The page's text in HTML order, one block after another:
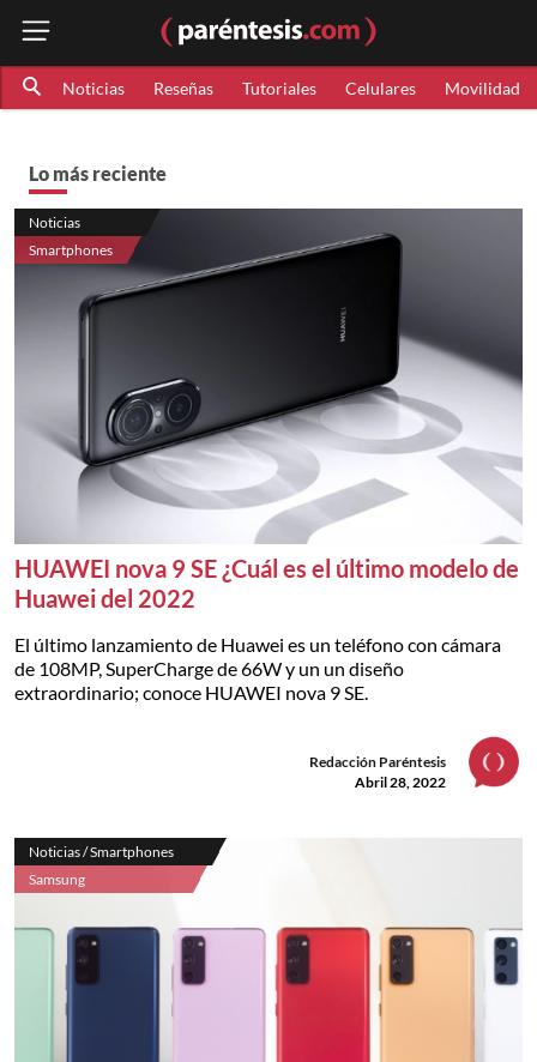
Noticias Reseñas Tutoriales Celulares Movilidad
Lo más reciente
Noticias
Smartphones
HUAWEI nova 9 SE ¿Cuál es el último modelo de
Huawei del 2022
El último lanzamiento de Huawei es un teléfono con cámara
de 108MP, SuperCharge de 66W y un un diseño
extraordinario; conoce HUAWEI nova 9 SE.
Redacción Paréntesis
Abril 28, 2022
Noticias / Smartphones
Samsung